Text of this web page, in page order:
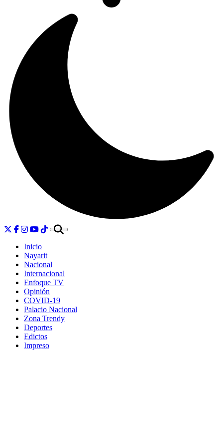
Inicio
Nayarit
Nacional
Internacional
Enfoque TV
Opinión
COVID-19
Palacio Nacional
Zona Trendy
Deportes
Edictos
Impreso